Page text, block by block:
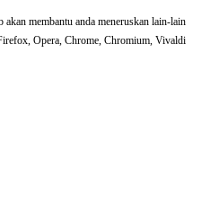
akan membantu anda meneruskan lain-lain
Opera, Chrome, Chromium, Vivaldi